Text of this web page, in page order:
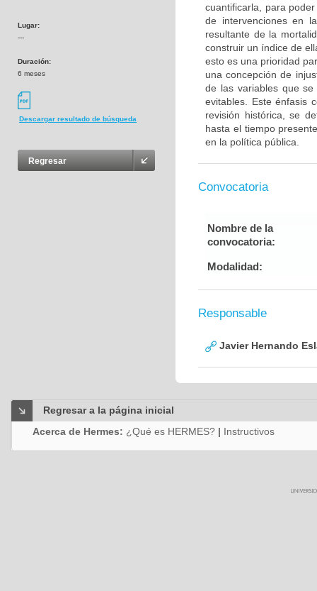
Lugar:
---
Duración:
6 meses
Descargar resultado de búsqueda
Regresar
cuantificarla, para
de intervenciones en
resultante de la
construir un índice de
esto es una prioridad
una concepción de
de las variables que se
evitables. Este énfasis
revisión histórica, se
hasta el tiempo
en la política pública.
Convocatoria
Nombre de la
convocatoria:
Modalidad:
Responsable
Javier Hernando
Regresar a la página inicial
Acerca de Hermes: ¿Qué es HERMES? | Instructivos